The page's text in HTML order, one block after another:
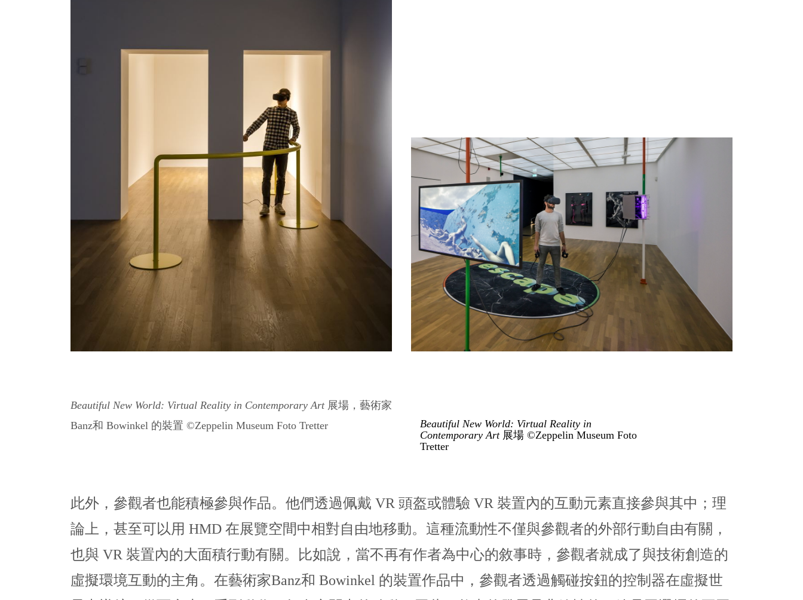
Beautiful New World: Virtual Reality in Contemporary Art 展場，藝術家
Banz和 Bowinkel 的裝置 ©Zeppelin Museum Foto Tretter
Beautiful New World: Virtual Reality in
Contemporary Art 展場 ©Zeppelin Museum Foto
Tretter
此外，參觀者也能積極參與作品。他們透過佩戴 VR 頭盔或體驗 VR 裝置內的互動元素直接參與其中；理
論上，甚至可以用 HMD 在展覽空間中相對自由地移動。這種流動性不僅與參觀者的外部行動自由有關，
也與 VR 裝置內的大面積行動有關。比如說，當不再有作者為中心的敘事時，參觀者就成了與技術創造的
虛擬環境互動的主角。在藝術家Banz和 Bowinkel 的裝置作品中，參觀者透過觸碰按鈕的控制器在虛擬世